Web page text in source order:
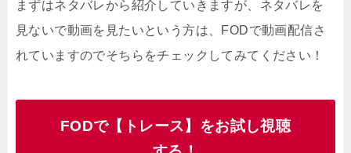
まずはネタバレから紹介していきますが、ネタバレを
見ないで動画を見たいという方は、FODで動画配信さ
れていますのでそちらをチェックしてみてください！
FODで【トレース】をお試し視聴